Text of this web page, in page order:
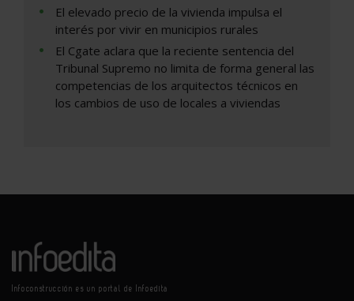
El elevado precio de la vivienda impulsa el
interés por vivir en municipios rurales
El Cgate aclara que la reciente sentencia del
Tribunal Supremo no limita de forma general las
competencias de los arquitectos técnicos en
los cambios de uso de locales a viviendas
Infoconstrucción es un portal de Infoedita